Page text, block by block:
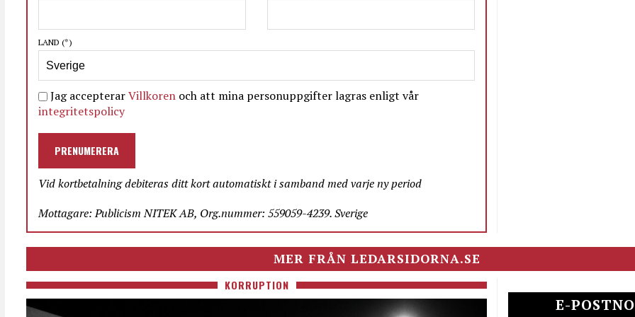
LAND (*)
Jag accepterarVillkoren och att mina personuppgifter lagras enligt vår
integritetspolicy
PRENUMERERA
Vid kortbetalning debiteras ditt kort automatiskt i samband med varje ny period
Mottagare: Publicism NITEK AB, Org.nummer: 559059-4239. Sverige
MER FRÅN LEDARSIDORNA.SE
KORRUPTION
E-